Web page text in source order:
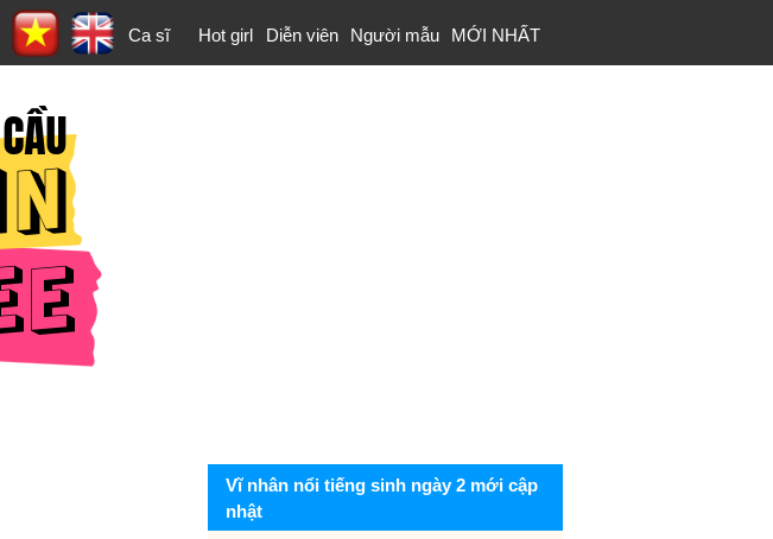
Ca sĩ Hot girl Diễn viên Người mẫu MỚI NHẤT
Vĩ nhân nổi tiếng sinh ngày 2 mới cập
nhật